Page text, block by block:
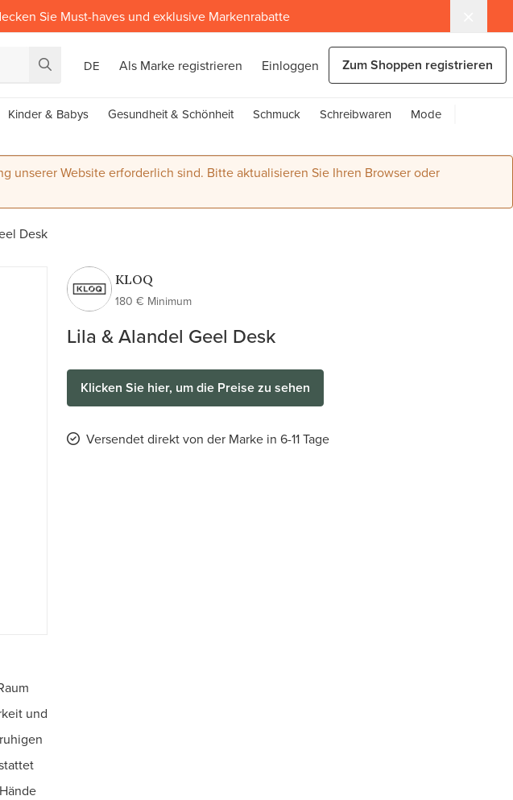
Sie Must-haves und exklusive Markenrabatte
DE Als Marke registrieren Einloggen Zum Shoppen registrieren
Kinder & Babys Gesundheit & Schönheit Schmuck Schreibwaren
Mode
unserer Website erforderlich sind. Bitte aktualisieren Sie Ihren Browser oder
Desk
KLOQ
180 € Minimum
Lila & Alandel Geel Desk
Klicken Sie hier, um die Preise zu sehen
Versendet direkt von der Marke in 6-11 Tage
und